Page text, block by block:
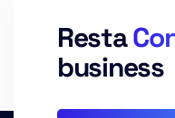
Resta
business